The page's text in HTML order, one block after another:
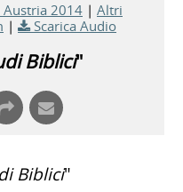
Austria 2014 | Altri
| Scarica Audio
Biblici"
Biblici"